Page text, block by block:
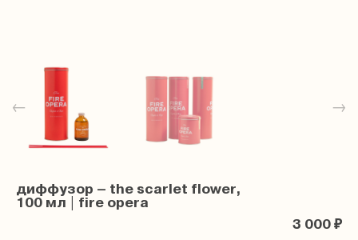
← →
диффузор – the scarlet flower,
100 мл | fire opera
3 000 ₽